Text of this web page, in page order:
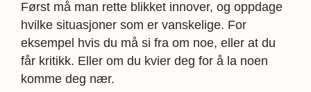
Først må man rette blikket innover, og oppdage
hvilke situasjoner som er vanskelige. For
eksempel hvis du må si fra om noe, eller at du
får kritikk. Eller om du kvier deg for å la noen
komme deg nær.